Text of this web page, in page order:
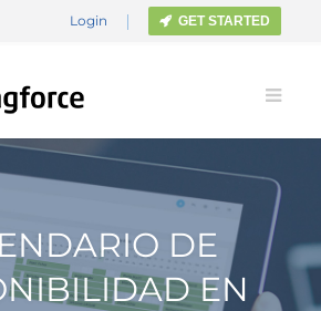
Login GET STARTED
DE
EN